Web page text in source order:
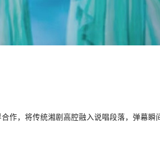
作，将传统湘剧高腔融入说唱段落，弹幕瞬